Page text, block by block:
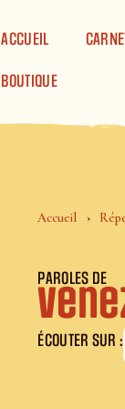
ACCUEIL
BOUTIQUE
Accueil
PAROLES DE
ÉCOUTER SUR :